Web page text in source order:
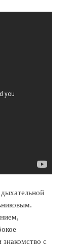
знакомство с